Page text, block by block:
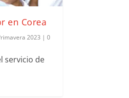
en Corea
2023 |0
servicio de